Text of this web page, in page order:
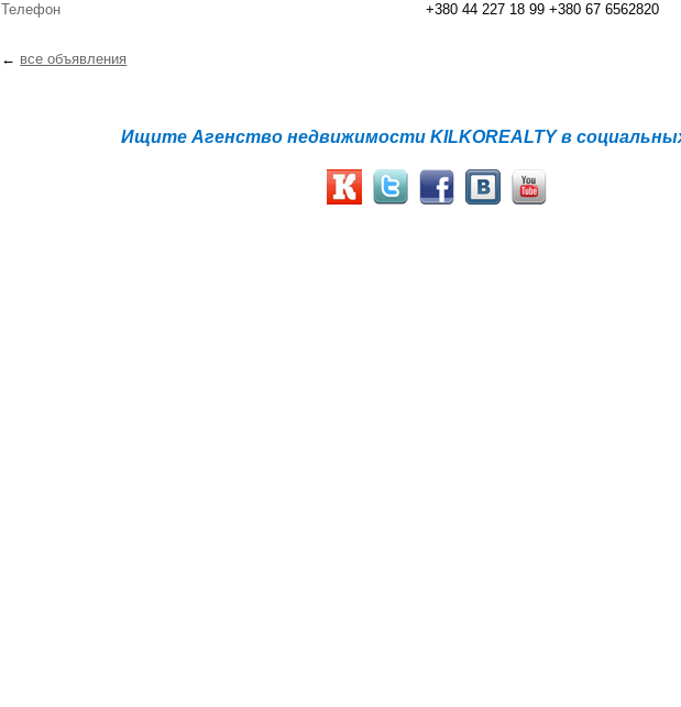
Телефон
+380 44 227 18 99 +380 67 6562820
← все объявления
Ищите Агенство недвижимости KILKOREALTY в